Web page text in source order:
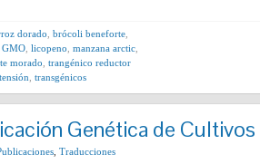
dorado brócoli beneforte
GMO licopeno manzana arctic
morado trangénico reductor
transgénicos
Genética de Cultivos
Traducciones